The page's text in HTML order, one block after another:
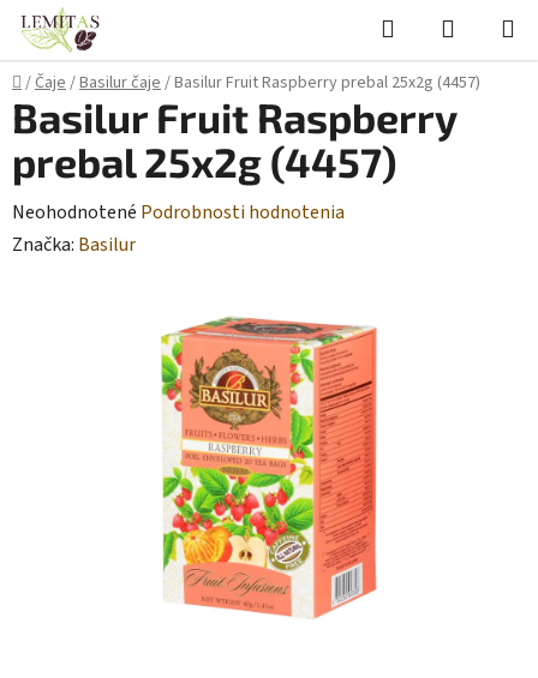
Prejsť
obsah
Hľadať
KOŠÍK
Domov
/Čaje/Basilur čaje/Basilur Fruit Raspberry prebal 25x2g (4457)
Basilur Fruit Raspberry
prebal 25x2g (4457)
Priemerné
hodnotenie
Neohodnotené Podrobnosti hodnotenia
Značka: Basilur